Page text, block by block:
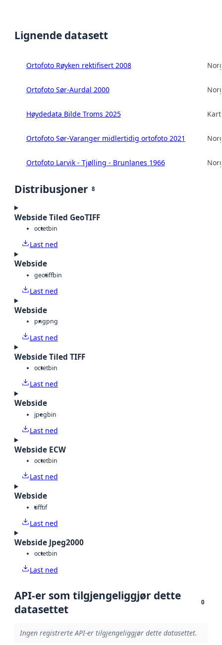
Lignende datasett
Ortofoto Røyken rektifisert 2008
Ortofoto Sør-Aurdal 2000
Høydedata Bilde Troms 2025
Ortofoto Sør-Varanger midlertidig ortofoto 2021
Ortofoto Larvik - Tjølling - Brunlanes 1966
Distribusjoner 8
Webside Tiled GeoTIFF
octetbin
Last ned
Webside
geotiffbin
Last ned
Webside
pngpng
Last ned
Webside Tiled TIFF
octetbin
Last ned
Webside
jpegbin
Last ned
Webside ECW
octetbin
Last ned
Webside
tifftif
Last ned
Webside Jpeg2000
octetbin
Last ned
API-er som tilgjengeliggjør dette
datasettet
0
Ingen registrerte API-er tilgjengeliggjør dette datasettet.